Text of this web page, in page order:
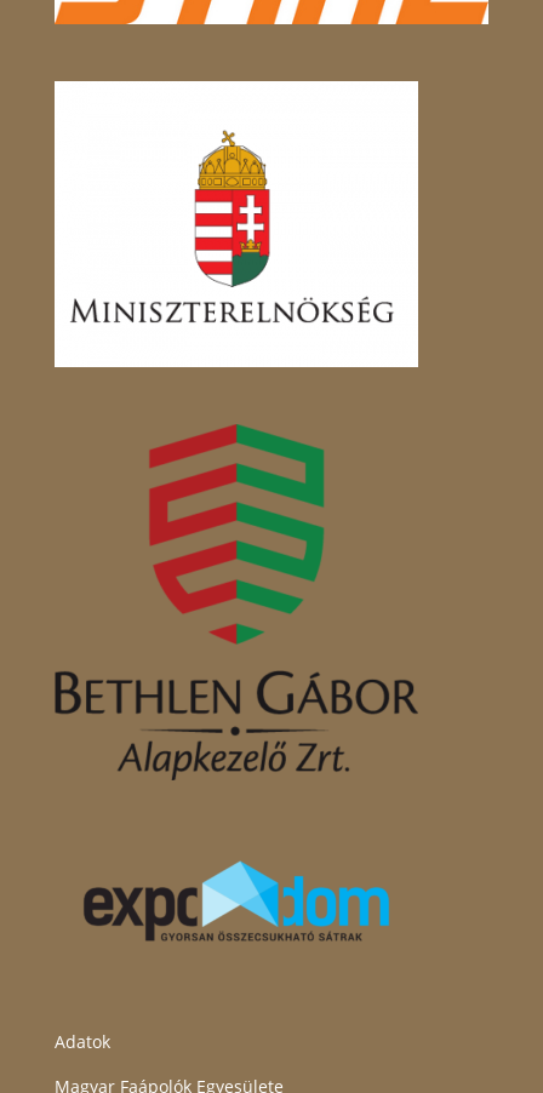
Adatok
Magyar Faápolók Egyesülete